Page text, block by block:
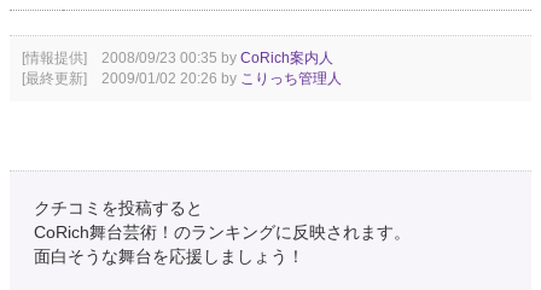
[情報提供] 2008/09/23 00:35 by CoRich案内人
[最終更新] 2009/01/02 20:26 by こりっち管理人
クチコミを投稿すると
CoRich舞台芸術！のランキングに反映されます。
面白そうな舞台を応援しましょう！